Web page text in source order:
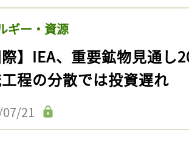
ギー・資源
際】IEA、重要鉱物見通
程の分散では投資遅れ
21